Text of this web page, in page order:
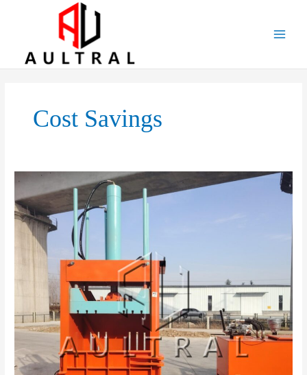
Cost Savings
Contribution
of
Vertical
Balers
Plastic
Recycling
Industry